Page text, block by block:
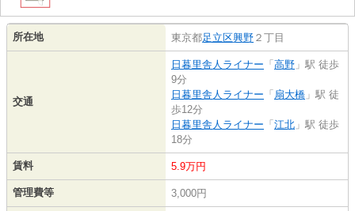
所在地 東京都足立区興野 ２丁目
交通
日暮里舎人ライナー 「 高野 」駅 徒歩
9分
日暮里舎人ライナー 「 扇大橋 」駅 徒
歩12分
日暮里舎人ライナー 「 江北 」駅 徒歩
18分
賃料 5.9万円
管理費等 3,000円